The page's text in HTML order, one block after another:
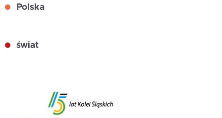
Polska
świat